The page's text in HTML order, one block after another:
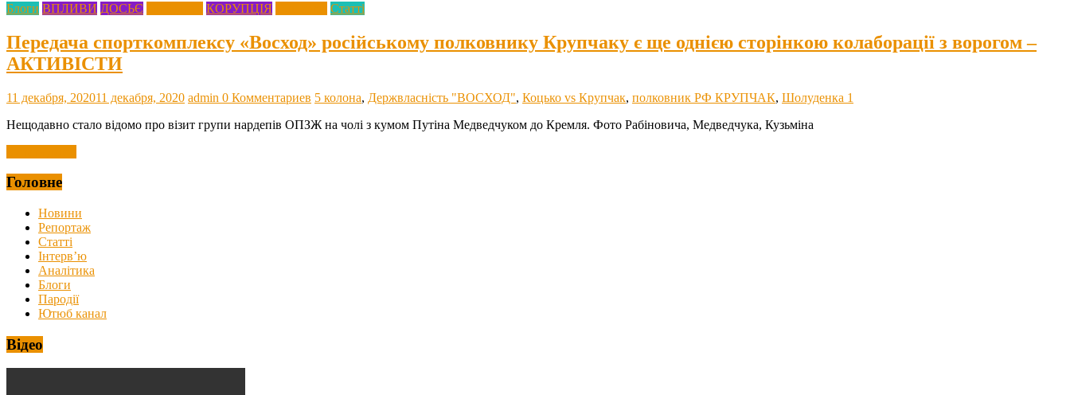
Блоги ВПЛИВИ ДОСЬЄ КОРУПЦІЯ Статті
Передача спорткомплексу «Восход» російському полковнику Крупчаку є ще однією сторінкою колаборації з ворогом –
АКТИВІСТИ
11 декабря, 202011 декабря, 2020 admin 0 Комментариев 5 колона, Держвласність "ВОСХОД", Коцько vs Крупчак, полковник РФ КРУПЧАК, Шолуденка 1
Нещодавно стало відомо про візит групи нардепів ОПЗЖ на чолі з кумом Путіна Медведчуком до Кремля. Фото Рабіновича, Медведчука, Кузьміна
Головне
Новини
Репортаж
Статті
Інтерв’ю
Аналітика
Блоги
Пародії
Ютюб канал
Відео